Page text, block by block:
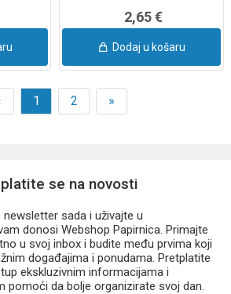
2,65 €
Dodaj u košaru
1 2 »
se na novosti
sada i uživajte u
donosi Webshop Papirnica. Primajte
u svoj inbox i budite među prvima koji
događajima i ponudama. Pretplatite
ekskluzivnim informacijama i
pomoći da bolje organizirate svoj dan.